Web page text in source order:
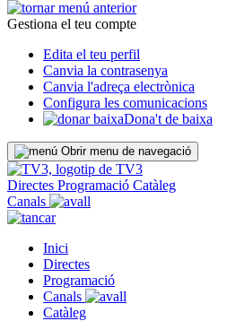
Gestiona el teu compte
Edita el teu perfil
Canvia la contrasenya
Canvia l'adreça electrònica
Configura les comunicacions
Dona't de baixa
Obrir menu de navegació
Directes Programació Catàleg
Canals
Inici
Directes
Programació
Canals
Catàleg